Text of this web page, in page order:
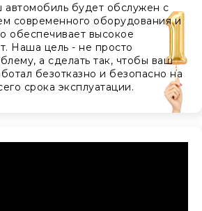
автомобиль будет обслужен с
современного оборудования и
обеспечивает высокое
Наша цель - не просто
а сделать так, чтобы ваш
безотказно и безопасно на
срока эксплуатации.